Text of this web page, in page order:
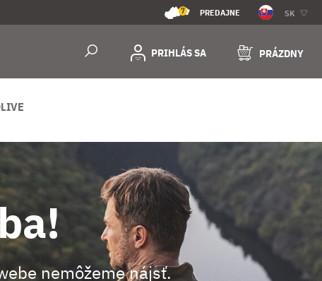
7 PREDAJNE SK
PRIHLÁS SA PRÁZDNY
nemôžeme nájsť.